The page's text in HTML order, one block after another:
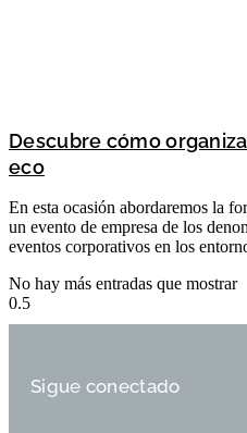
Descubre cómo
eco
En esta ocasión abordaremos la
un evento de empresa de los
eventos corporativos en los
No hay más entradas que mostrar
Sigue conectado